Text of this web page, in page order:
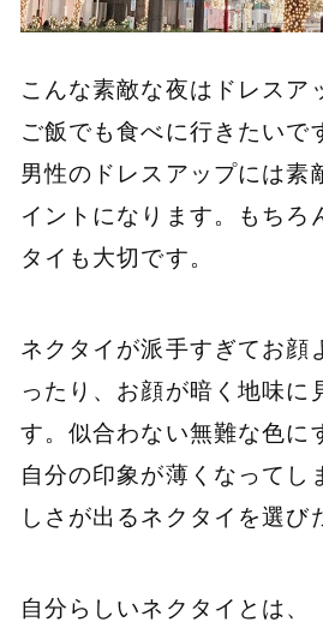
こんな素敵な夜はドレスア
ご飯でも食べに行きたいで
男性のドレスアップには素
イントになります。もちろ
タイも大切です。
ネクタイが派手すぎてお顔
ったり、お顔が暗く地味に
す。似合わない無難な色に
自分の印象が薄くなってし
しさが出るネクタイを選び
自分らしいネクタイとは、